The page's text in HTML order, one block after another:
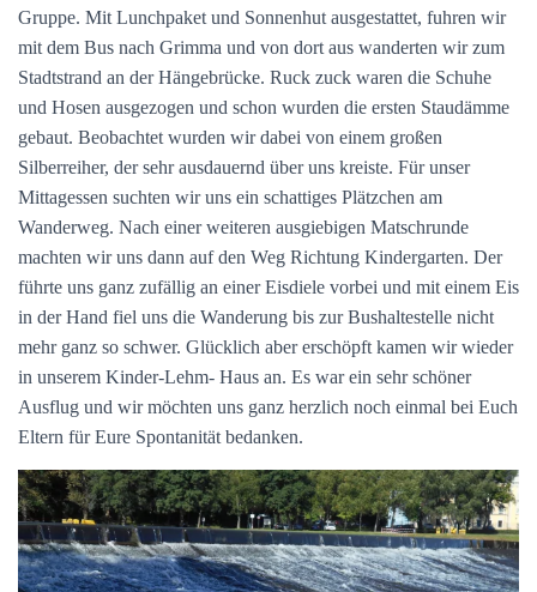
A
N
Gruppe. Mit Lunchpaket und Sonnenhut ausgestattet, fuhren wir
mit dem Bus nach Grimma und von dort aus wanderten wir zum
Stadtstrand an der Hängebrücke. Ruck zuck waren die Schuhe
und Hosen ausgezogen und schon wurden die ersten Staudämme
gebaut. Beobachtet wurden wir dabei von einem großen
Silberreiher, der sehr ausdauernd über uns kreiste. Für unser
Mittagessen suchten wir uns ein schattiges Plätzchen am
Wanderweg. Nach einer weiteren ausgiebigen Matschrunde
machten wir uns dann auf den Weg Richtung Kindergarten. Der
führte uns ganz zufällig an einer Eisdiele vorbei und mit einem Eis
in der Hand fiel uns die Wanderung bis zur Bushaltestelle nicht
mehr ganz so schwer. Glücklich aber erschöpft kamen wir wieder
in unserem Kinder-Lehm- Haus an. Es war ein sehr schöner
Ausflug und wir möchten uns ganz herzlich noch einmal bei Euch
Eltern für Eure Spontanität bedanken.